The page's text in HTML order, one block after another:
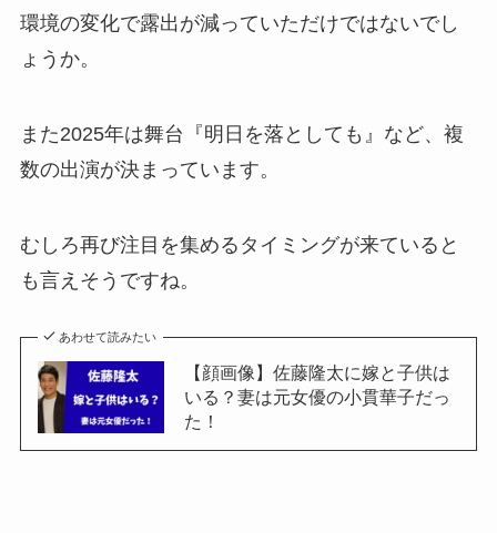
環境の変化で露出が減っていただけではないでし
ょうか。
また2025年は舞台『明日を落としても』など、複
数の出演が決まっています。
むしろ再び注目を集めるタイミングが来ていると
も言えそうですね。
あわせて読みたい
【顔画像】佐藤隆太に嫁と子供は
いる？妻は元女優の小貫華子だっ
た！